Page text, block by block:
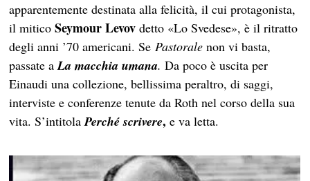
apparentemente destinata alla felicità, il cui protagonista,
il miticoSeymour Levov detto «Lo Svedese», è il ritratto
degli anni ’70 americani. SePastoralenon vi basta,
passate aLa macchia umana. Da poco è uscita per
Einaudi una collezione, bellissima peraltro, di saggi,
interviste e conferenze tenute da Roth nel corso della sua
vita. S’intitolaPerché scrivere,e va letta.